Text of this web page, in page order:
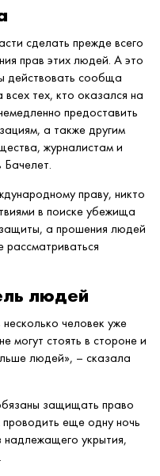
сделать прежде всего
прав этих людей. А это
действовать сообща
тех, кто оказался на
предоставить
а также другим
журналистам и
праву, никто
в поиске убежища
а прошения людей
людей
человек уже
могут стоять в стороне и
людей», – сказала
защищать право
еще одну ночь
надлежащего укрытия,